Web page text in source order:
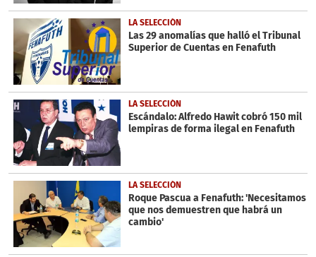
LA SELECCIÓN
Las 29 anomalías que halló el Tribunal
Superior de Cuentas en Fenafuth
LA SELECCIÓN
Escándalo: Alfredo Hawit cobró 150 mil
lempiras de forma ilegal en Fenafuth
LA SELECCIÓN
Roque Pascua a Fenafuth: 'Necesitamos
que nos demuestren que habrá un
cambio'